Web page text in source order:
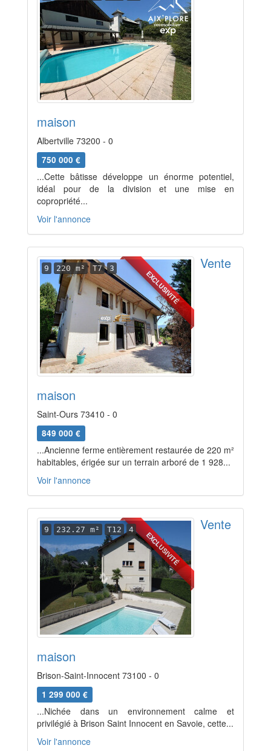
maison
Albertville 73200 - 0
750 000 €
...Cette bâtisse développe un énorme potentiel,
idéal pour de la division et une mise en
copropriété...
Voir l'annonce
EXCLUSIVITÉ
9 220 m² T7 3 Vente
maison
Saint-Ours 73410 - 0
849 000 €
...Ancienne ferme entièrement restaurée de 220 m²
habitables, érigée sur un terrain arboré de 1 928...
Voir l'annonce
EXCLUSIVITÉ
9 232.27 m² T12 4 Vente
maison
Brison-Saint-Innocent 73100 - 0
1 299 000 €
...Nichée dans un environnement calme et
privilégié à Brison Saint Innocent en Savoie, cette...
Voir l'annonce